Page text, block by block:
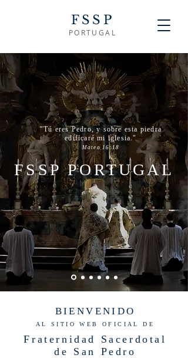
FSSP
PORTUGAL
"Tú eres Pedro, y sobre esta piedra
edificaré mi iglesia."
Mateo 16:18
FSSP PORTUGAL
BIENVENIDO
AL SITIO WEB OFICIAL DE
Fraternidad Sacerdotal
de San Pedro